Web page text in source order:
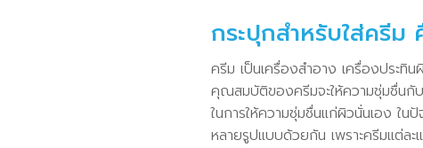
กระปุกสำหรับใส่ครีม
ครีม เป็นเครื่องสำอาง เครื่องประทิ
คุณสมบัติของครีมจะให้ความชุ่มชื่นกับ
ในการให้ความชุ่มชื่นแก่ผิวนั่นเอง ใ
หลายรูปแบบด้วยกัน เพราะครีมแต่ล